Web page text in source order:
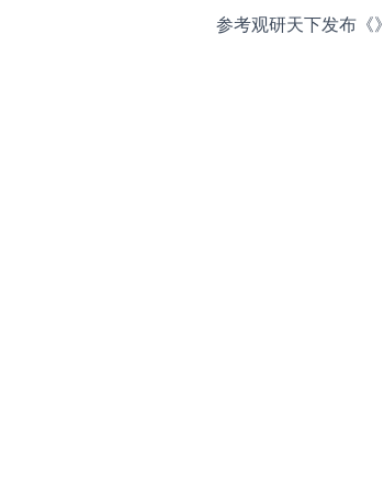
参考观研天下发布《》